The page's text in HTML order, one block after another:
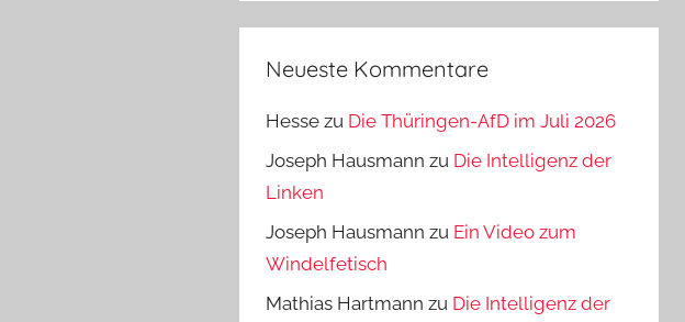
Neueste Kommentare
Hesse zu Die Thüringen-AfD im Juli 2026
Joseph Hausmann zu Die Intelligenz der
Linken
Joseph Hausmann zu Ein Video zum
Windelfetisch
Mathias Hartmann zu Die Intelligenz der